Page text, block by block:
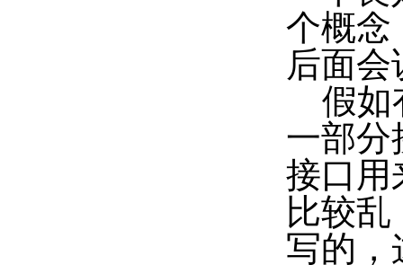
个概念
后面会
假如
一部分
接口用
比较
写的，